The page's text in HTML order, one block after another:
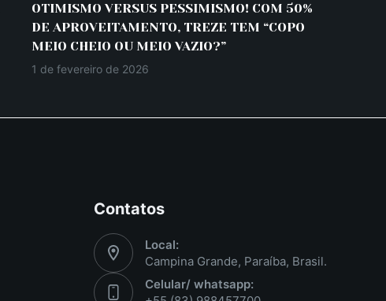
OTIMISMO VERSUS PESSIMISMO! COM 50%
DE APROVEITAMENTO, TREZE TEM “COPO
MEIO CHEIO OU MEIO VAZIO?”
1 de fevereiro de 2026
Contatos
Local:
Campina Grande, Paraíba, Brasil.
Celular/ whatsapp: